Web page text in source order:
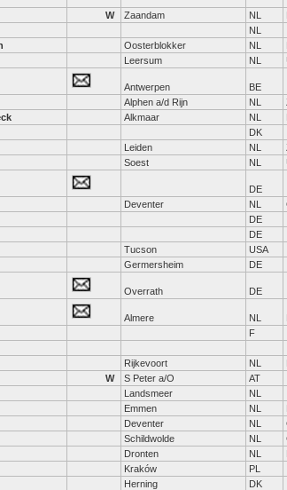
W Zaandam NL
NL
Oosterblokker NL
Leersum NL
Antwerpen
BE
Alphen a/d Rijn NL
Alkmaar NL
DK
Leiden NL
Soest NL
DE
Deventer NL
DE
DE
Tucson
USA
Germersheim DE
Overrath DE
Almere NL
F
Rijkevoort NL
W S Peter a/O
AT
Landsmeer
NL
Emmen NL
Deventer NL
Schildwolde NL
Dronten NL
Kraków
PL
Herning
DK